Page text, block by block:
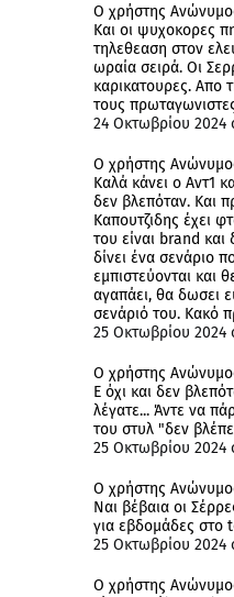
Ο χρήστης
Kαι οι ψυχοκορες
τηλεθεαση στον
ωραία σειρά. Οι
καρικατουρες. Απο
τους
24 Οκτωβρίου 2024
Ο χρήστης
Καλά κάνει ο Αντ1
δεν βλεπόταν. Και
Καπουτζιδης έχει
του είναι brand και
δίνει ένα σενάριο
εμπιστεύονται και
αγαπάει, θα δωσει
σενάριό του. Κακό
25 Οκτωβρίου 2024
Ο χρήστης
Ε όχι και δεν
λέγατε... Άντε να
του στυλ "δεν
25 Οκτωβρίου 2024
Ο χρήστης
Ναι βέβαια οι
για εβδομάδες στο
25 Οκτωβρίου 2024
Ο χρήστης